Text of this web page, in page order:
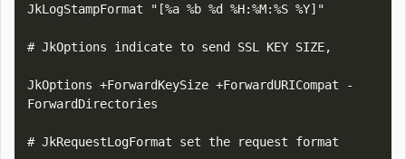
JkLogStampFormat "[%a %b %d %H:%M:%S %Y]"
# JkOptions indicate to send SSL KEY SIZE,
JkOptions +ForwardKeySize +ForwardURICompat -
ForwardDirectories
# JkRequestLogFormat set the request format